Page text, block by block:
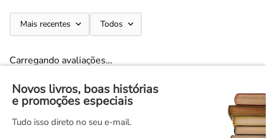
Mais recentes Todos
Carregando avaliações…
Novos livros, boas histórias
e promoções especiais
Tudo isso direto no seu e-mail.